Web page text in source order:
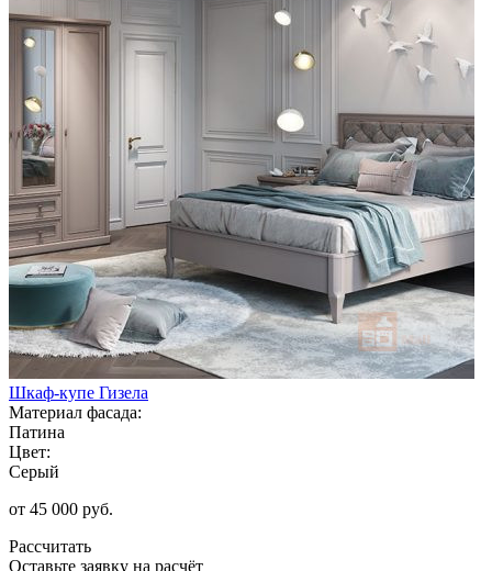
Шкаф-купе Гизела
Материал фасада:
Патина
Цвет:
Серый
от 45 000 руб.
Рассчитать
Оставьте заявку на расчёт